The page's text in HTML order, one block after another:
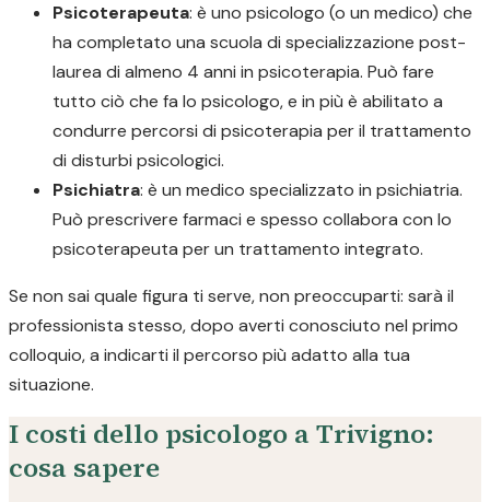
Psicoterapeuta: è uno psicologo (o un medico) che
ha completato una scuola di specializzazione post-
laurea di almeno 4 anni in psicoterapia. Può fare
tutto ciò che fa lo psicologo, e in più è abilitato a
condurre percorsi di psicoterapia per il trattamento
di disturbi psicologici.
Psichiatra: è un medico specializzato in psichiatria.
Può prescrivere farmaci e spesso collabora con lo
psicoterapeuta per un trattamento integrato.
Se non sai quale figura ti serve, non preoccuparti: sarà il
professionista stesso, dopo averti conosciuto nel primo
colloquio, a indicarti il percorso più adatto alla tua
situazione.
I costi dello psicologo a Trivigno:
cosa sapere